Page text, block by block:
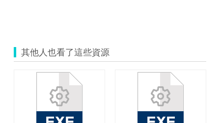
其他人也看了這些資源